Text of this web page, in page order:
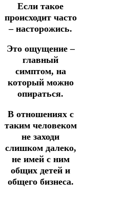
Если такое
происходит часто
– насторожись.
Это ощущение –
главный
симптом, на
который можно
опираться.
В отношениях с
таким человеком
не заходи
слишком далеко,
не имей с ним
общих детей и
общего бизнеса.